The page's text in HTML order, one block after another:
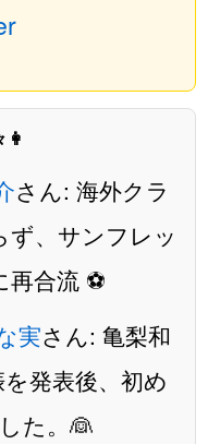
👩
さん: 海外クラ
ず、サンフレッ
合流 ⚽️
実さん: 亀梨和
発表後、初め
た。👰